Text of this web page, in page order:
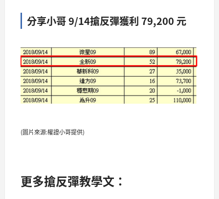
分享小哥 9/14搶反彈獲利 79,200 元
(圖片來源:權證小哥提供)
更多搶反彈教學文：